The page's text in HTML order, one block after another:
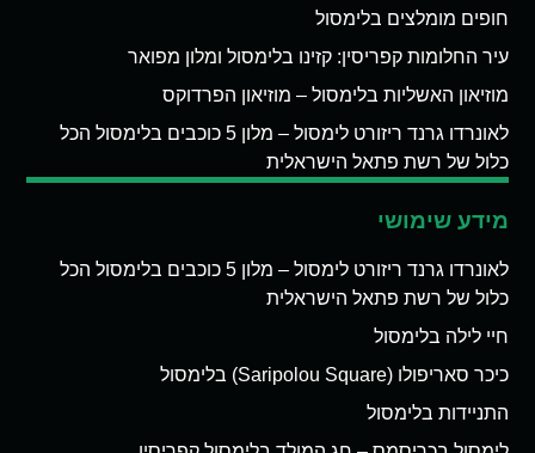
חופים מומלצים בלימסול
עיר החלומות קפריסין: קזינו בלימסול ומלון מפואר
מוזיאון האשליות בלימסול – מוזיאון הפרדוקס
לאונרדו גרנד ריזורט לימסול – מלון 5 כוכבים בלימסול הכל
כלול של רשת פתאל הישראלית
מידע שימושי
לאונרדו גרנד ריזורט לימסול – מלון 5 כוכבים בלימסול הכל
כלול של רשת פתאל הישראלית
חיי לילה בלימסול
כיכר סאריפולו (Saripolou Square) בלימסול
התניידות בלימסול